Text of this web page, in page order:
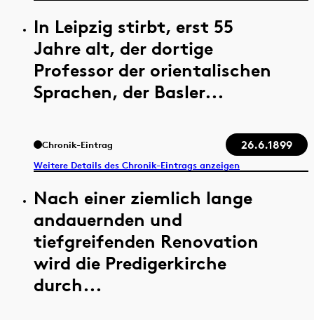
In Leipzig stirbt, erst 55
Jahre alt, der dortige
Professor der orientalischen
Sprachen, der Basler...
Chronik-Eintrag 26.6.1899
Weitere Details des Chronik-Eintrags anzeigen
Nach einer ziemlich lange
andauernden und
tiefgreifenden Renovation
wird die Predigerkirche
durch...